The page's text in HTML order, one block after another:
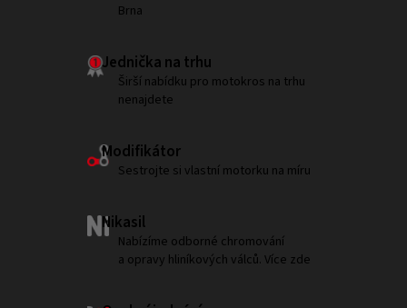
Brna
Jednička na trhu
Širší nabídku pro motokros na trhu
nenajdete
Modifikátor
Sestrojte si vlastní motorku na míru
Nikasil
Nabízíme odborné chromování
a opravy hliníkových válců. Více zde